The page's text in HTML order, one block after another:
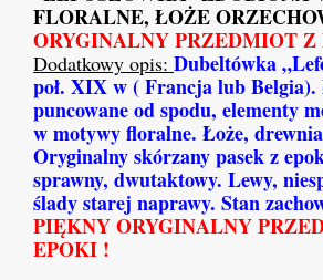
FLORALNE, ŁOŻE
ORYGINALNY PRZEDMIOT
Dodatkowy opis: Dubeltówka
poł. XIX w ( Francja lub
puncowane od spodu, elementy
w motywy floralne. Łoże,
Oryginalny skórzany pasek z
sprawny, dwutaktowy. Lewy,
ślady starej naprawy. Stan
PIĘKNY ORYGINALNY
EPOKI !